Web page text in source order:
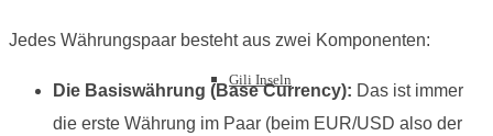
Gili Inseln
Jedes Währungspaar besteht aus zwei Komponenten:
Die Basiswährung (Base Currency): Das ist immer
die erste Währung im Paar (beim EUR/USD also der